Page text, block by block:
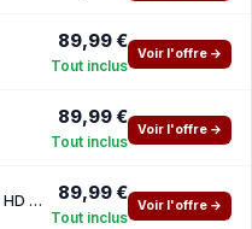
89,99 €
Tout inclus
Voir l'offre →
89,99 €
Tout inclus
Voir l'offre →
Webcam LOGITECH Brio 500 HD Graphite 89,99 €
Tout inclus
Voir l'offre →